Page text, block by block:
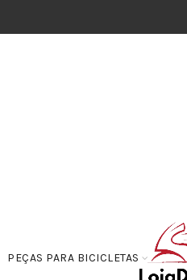
PEÇAS PARA BICICLETAS